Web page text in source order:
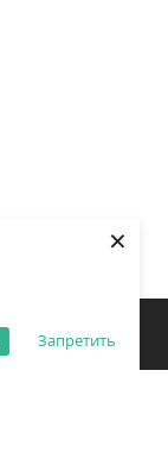
Запретить
×
Открыть меню